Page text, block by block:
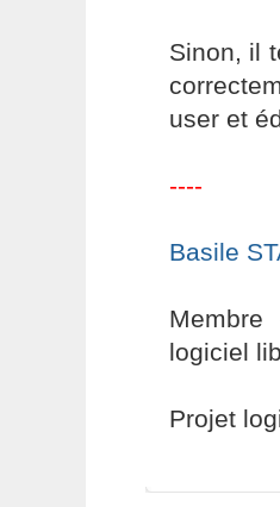
Sinon, il
user et
----
Basile
logiciel
Projet